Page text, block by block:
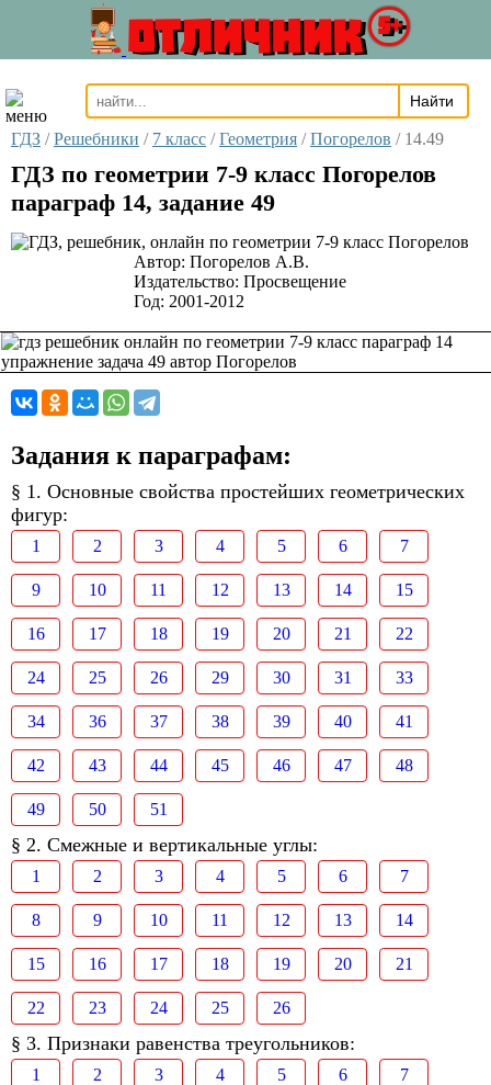
ОТЛИЧНИК 5+
ГДЗ / Решебники / 7 класс / Геометрия / Погорелов / 14.49
ГДЗ по геометрии 7-9 класс Погорелов
параграф 14, задание 49
Автор: Погорелов А.В.
Издательство: Просвещение
Год: 2001-2012
Задания к параграфам:
§ 1. Основные свойства простейших геометрических
фигур:
1 2 3 4 5 6 7
9 10 11 12 13 14 15
16 17 18 19 20 21 22
24 25 26 29 30 31 33
34 36 37 38 39 40 41
42 43 44 45 46 47 48
49 50 51
§ 2. Смежные и вертикальные углы:
1 2 3 4 5 6 7
8 9 10 11 12 13 14
15 16 17 18 19 20 21
22 23 24 25 26
§ 3. Признаки равенства треугольников:
1 2 3 4 5 6 7